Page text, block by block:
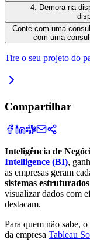
4. Demora na
Conte com uma
com uma
Tire o seu projeto do
Compartilhar
Inteligência de
Intelligence (BI),
as empresas geram
sistemas estruturados
visualizar dados com
destacam.
Para quem não sabe,
da empresa Tableau